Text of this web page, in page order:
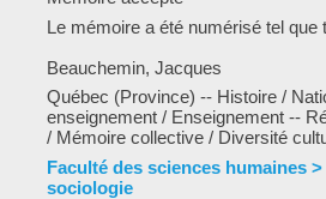
Le mémoire a été numérisé tel que
Beauchemin, Jacques
Québec (Province) -- Histoire /
enseignement / Enseignement --
/ Mémoire collective / Diversité
Faculté des sciences humaines
sociologie